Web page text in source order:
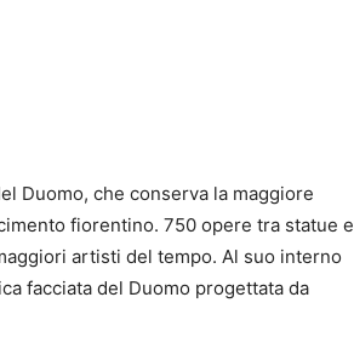
Duomo, che conserva la maggiore
fiorentino. 750 opere tra statue e
artisti del tempo. Al suo interno
facciata del Duomo progettata da